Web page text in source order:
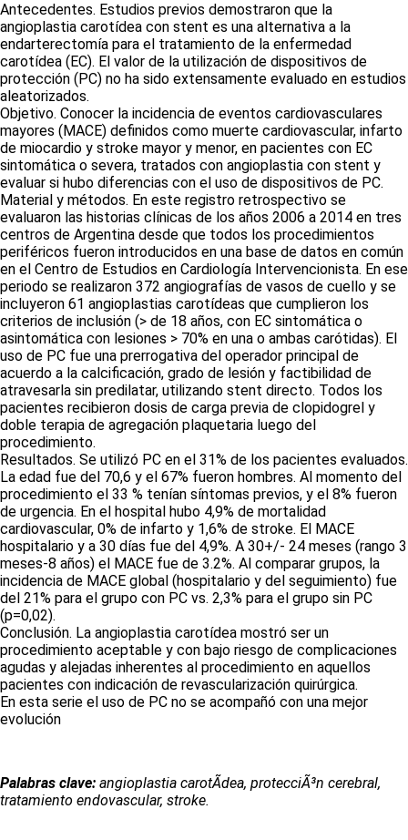
Antecedentes. Estudios previos demostraron que la
angioplastia carotídea con stent es una alternativa a la
endarterectomía para el tratamiento de la enfermedad
carotídea (EC). El valor de la utilización de dispositivos de
protección (PC) no ha sido extensamente evaluado en estudios
aleatorizados.
Objetivo. Conocer la incidencia de eventos cardiovasculares
mayores (MACE) definidos como muerte cardiovascular, infarto
de miocardio y stroke mayor y menor, en pacientes con EC
sintomática o severa, tratados con angioplastia con stent y
evaluar si hubo diferencias con el uso de dispositivos de PC.
Material y métodos. En este registro retrospectivo se
evaluaron las historias clínicas de los años 2006 a 2014 en tres
centros de Argentina desde que todos los procedimientos
periféricos fueron introducidos en una base de datos en común
en el Centro de Estudios en Cardiología Intervencionista. En ese
periodo se realizaron 372 angiografías de vasos de cuello y se
incluyeron 61 angioplastias carotídeas que cumplieron los
criterios de inclusión (> de 18 años, con EC sintomática o
asintomática con lesiones > 70% en una o ambas carótidas). El
uso de PC fue una prerrogativa del operador principal de
acuerdo a la calcificación, grado de lesión y factibilidad de
atravesarla sin predilatar, utilizando stent directo. Todos los
pacientes recibieron dosis de carga previa de clopidogrel y
doble terapia de agregación plaquetaria luego del
procedimiento.
Resultados. Se utilizó PC en el 31% de los pacientes evaluados.
La edad fue del 70,6 y el 67% fueron hombres. Al momento del
procedimiento el 33 % tenían síntomas previos, y el 8% fueron
de urgencia. En el hospital hubo 4,9% de mortalidad
cardiovascular, 0% de infarto y 1,6% de stroke. El MACE
hospitalario y a 30 días fue del 4,9%. A 30+/- 24 meses (rango 3
meses-8 años) el MACE fue de 3.2%. Al comparar grupos, la
incidencia de MACE global (hospitalario y del seguimiento) fue
del 21% para el grupo con PC vs. 2,3% para el grupo sin PC
(p=0,02).
Conclusión. La angioplastia carotídea mostró ser un
procedimiento aceptable y con bajo riesgo de complicaciones
agudas y alejadas inherentes al procedimiento en aquellos
pacientes con indicación de revascularización quirúrgica.
En esta serie el uso de PC no se acompañó con una mejor
evolución
Palabras clave: angioplastia carotÃ­dea, protecciÃ³n cerebral,
tratamiento endovascular, stroke.